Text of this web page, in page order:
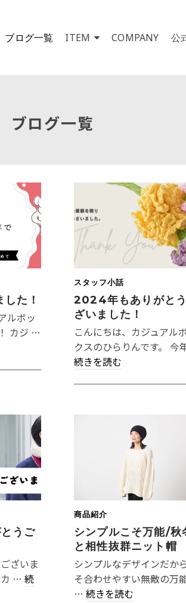
ブログ一覧 ITEM COMPANY 公
ブログ一覧
た！
ルボッ
カジ …
スタッフ小話
2024年もありがと
ざいました！
こんにちは、カジュアル
クスのひらりんです。
続きを読む
うご
ざいま
カ … 続
商品紹介
シンプルこそ万能/秋
と相性抜群ニット帽
シンプルなデザインだか
そ合わせやすい無敵の万
… 続きを読む